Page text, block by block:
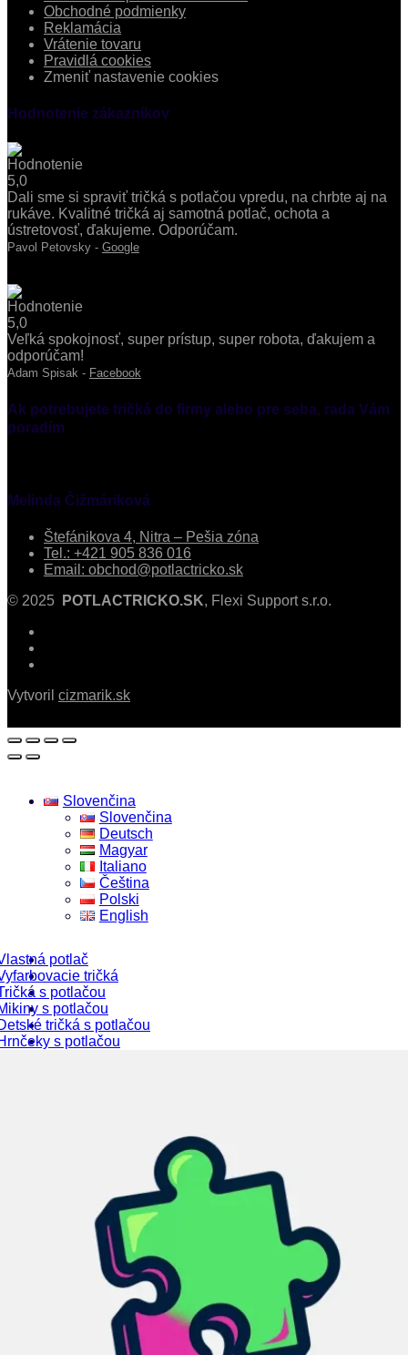
Obchodné podmienky
Reklamácia
Vrátenie tovaru
Pravidlá cookies
Zmeniť nastavenie cookies
Hodnotenie zákazníkov
Dali sme si spraviť tričká s potlačou vpredu, na chrbte aj na
rukáve. Kvalitné tričká aj samotná potlač, ochota a
ústretovosť, ďakujeme. Odporúčam.
Pavol Petovsky - Google
Veľká spokojnosť, super prístup, super robota, ďakujem a
odporúčam!
Adam Spisak - Facebook
Ak potrebujete tričká do firmy alebo pre seba, rada Vám
poradím
Melinda Čižmáriková
Štefánikova 4, Nitra – Pešia zóna
Tel.: +421 905 836 016
Email: obchod@potlactricko.sk
© 2025
POTLACTRICKO.SK, Flexi Support s.r.o.
Vytvoril cizmarik.sk
Slovenčina
Slovenčina
Deutsch
Magyar
Italiano
Čeština
Polski
English
potlač
tričká
s potlačou
s potlačou
tričká s potlačou
s potlačou